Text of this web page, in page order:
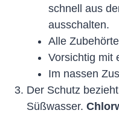
schnell aus
ausschalten.
Alle
Vorsichtig mit
Im nassen
Der Schutz
Süßwasser.